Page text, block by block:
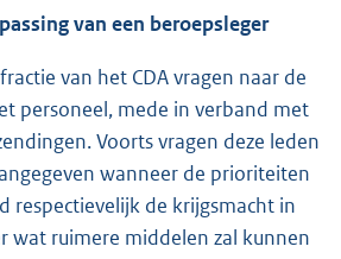
van een beroepsleger
van het CDA vragen naar de
personeel, mede in verband met
Voorts vragen deze leden
wanneer de prioriteiten
respectievelijk de krijgsmacht in
wat ruimere middelen zal kunnen